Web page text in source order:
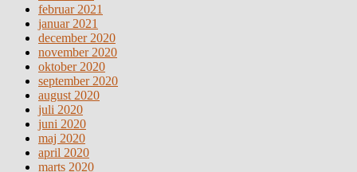
februar 2021
januar 2021
december 2020
november 2020
oktober 2020
september 2020
august 2020
juli 2020
juni 2020
maj 2020
april 2020
marts 2020